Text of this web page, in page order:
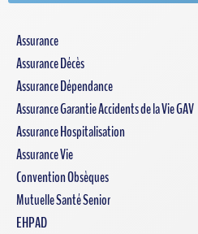
Assurance
Assurance Décès
Assurance Dépendance
Assurance Garantie Accidents de la Vie GAV
Assurance Hospitalisation
Assurance Vie
Convention Obsèques
Mutuelle Santé Senior
EHPAD